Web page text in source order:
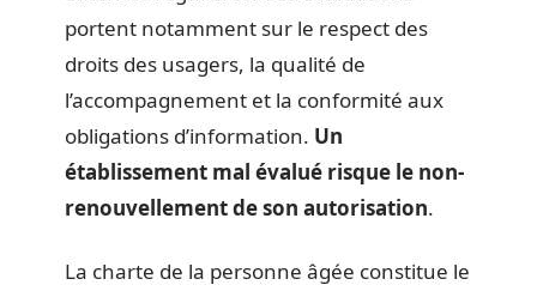
portent notamment sur le respect des
droits des usagers, la qualité de
l’accompagnement et la conformité aux
obligations d’information. Un
établissement mal évalué risque le non-
renouvellement de son autorisation.
La charte de la personne âgée constitue le